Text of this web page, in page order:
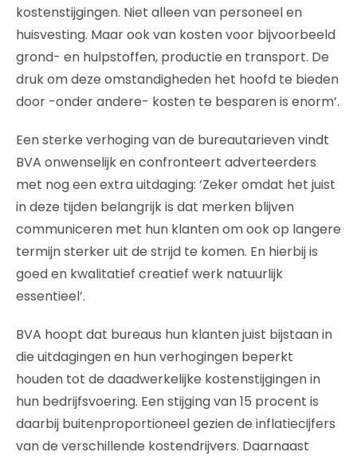
kostenstijgingen. Niet alleen van personeel en
huisvesting. Maar ook van kosten voor bijvoorbeeld
grond- en hulpstoffen, productie en transport. De
druk om deze omstandigheden het hoofd te bieden
door -onder andere- kosten te besparen is enorm’.
Een sterke verhoging van de bureautarieven vindt
BVA onwenselijk en confronteert adverteerders
met nog een extra uitdaging: ‘Zeker omdat het juist
in deze tijden belangrijk is dat merken blijven
communiceren met hun klanten om ook op langere
termijn sterker uit de strijd te komen. En hierbij is
goed en kwalitatief creatief werk natuurlijk
essentieel’.
BVA hoopt dat bureaus hun klanten juist bijstaan in
die uitdagingen en hun verhogingen beperkt
houden tot de daadwerkelijke kostenstijgingen in
hun bedrijfsvoering. Een stijging van 15 procent is
daarbij buitenproportioneel gezien de inflatiecijfers
van de verschillende kostendrijvers. Daarnaast